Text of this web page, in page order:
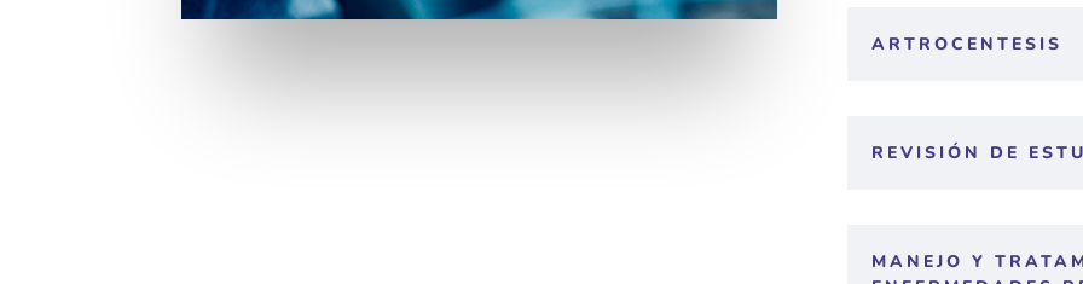
ARTROCENTESIS
REVISIÓN DE
MANEJO Y